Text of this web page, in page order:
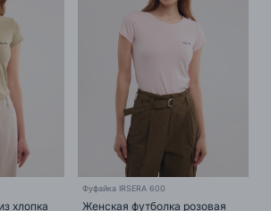
хлопка
Фуфайка IRSERA 600
Женская футболка розовая